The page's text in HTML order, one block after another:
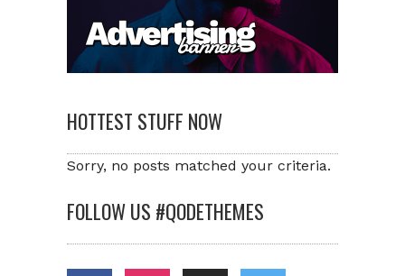
HOTTEST STUFF NOW
Sorry, no posts matched your criteria.
FOLLOW US #QODETHEMES